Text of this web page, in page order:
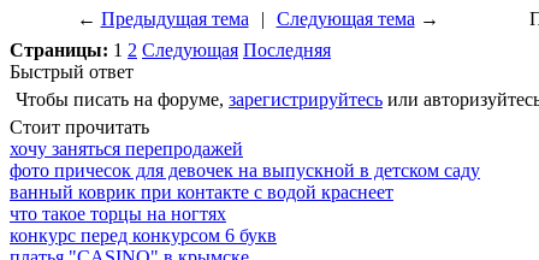
← Предыдущая тема | Следующая тема→
Страницы: 1 2 Следующая Последняя
Быстрый ответ
Чтобы писать на форуме, зарегистрируйтесь или
Стоит прочитать
хочу заняться перепродажей
фото причесок для девочек на выпускной в детском саду
ванный коврик при контакте с водой краснеет
что такое торцы на ногтях
конкурс перед конкурсом 6 букв